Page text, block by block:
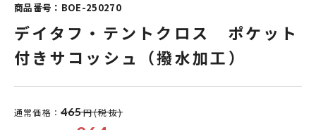
商品番号：BOE-250270
デイタフ・テントクロス ポケット
付きサコッシュ（撥水加工）
通常価格： 465円(税抜)